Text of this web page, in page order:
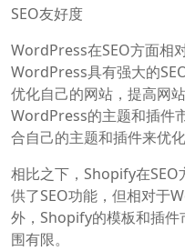
SEO友好度
WordPress在SEO方面相
WordPress具有强大的
优化自己的网站，提高网
WordPress的主题和插件
合自己的主题和插件来优化
相比之下，Shopify在
供了SEO功能，但相对于
外，Shopify的模板和插件
围有限。